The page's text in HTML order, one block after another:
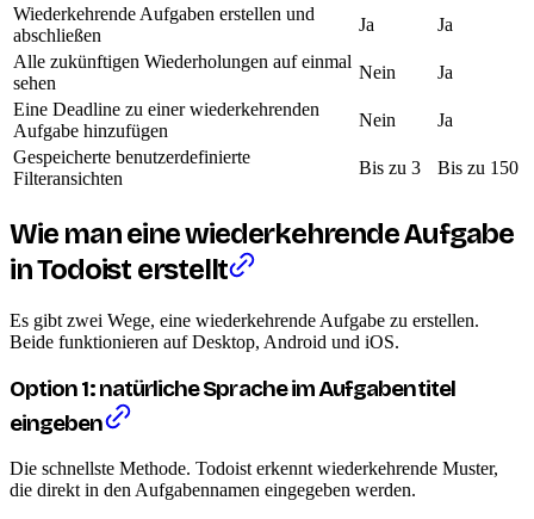
Wiederkehrende Aufgaben erstellen und
abschließen
Ja
Ja
Alle zukünftigen Wiederholungen auf einmal
sehen
Nein
Ja
Eine Deadline zu einer wiederkehrenden
Aufgabe hinzufügen
Nein
Ja
Gespeicherte benutzerdefinierte
Filteransichten
Bis zu 3 Bis zu 150
Wie man eine wiederkehrende Aufgabe
in Todoist erstellt
Es gibt zwei Wege, eine wiederkehrende Aufgabe zu erstellen.
Beide funktionieren auf Desktop, Android und iOS.
Option 1: natürliche Sprache im Aufgabentitel
eingeben
Die schnellste Methode. Todoist erkennt wiederkehrende Muster,
die direkt in den Aufgabennamen eingegeben werden.